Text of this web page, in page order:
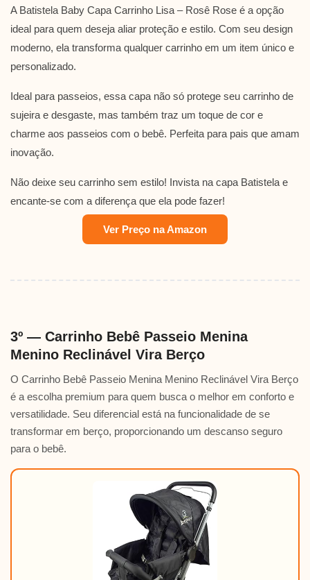
A Batistela Baby Capa Carrinho Lisa – Rosê Rose é a opção
ideal para quem deseja aliar proteção e estilo. Com seu design
moderno, ela transforma qualquer carrinho em um item único e
personalizado.
Ideal para passeios, essa capa não só protege seu carrinho de
sujeira e desgaste, mas também traz um toque de cor e
charme aos passeios com o bebê. Perfeita para pais que amam
inovação.
Não deixe seu carrinho sem estilo! Invista na capa Batistela e
encante-se com a diferença que ela pode fazer!
Ver Preço na Amazon
3º — Carrinho Bebê Passeio Menina
Menino Reclinável Vira Berço
O Carrinho Bebê Passeio Menina Menino Reclinável Vira Berço
é a escolha premium para quem busca o melhor em conforto e
versatilidade. Seu diferencial está na funcionalidade de se
transformar em berço, proporcionando um descanso seguro
para o bebê.